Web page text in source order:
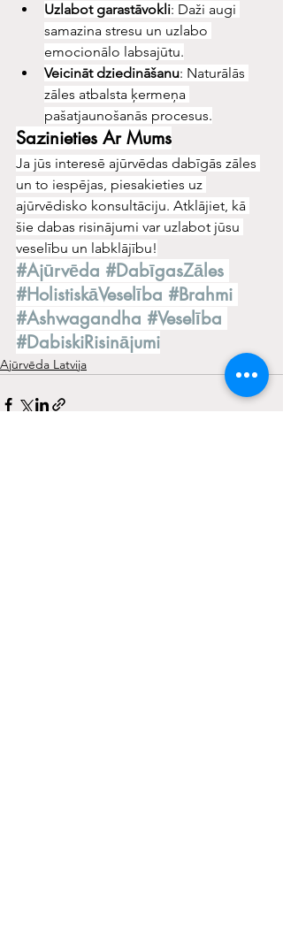
Uzlabot garastāvokli: Daži augi
samazina stresu un uzlabo
emocionālo labsajūtu.
Veicināt dziedināšanu: Naturālās
zāles atbalsta ķermeņa
pašatjaunošanās procesus.
Sazinieties Ar Mums
Ja jūs interesē ajūrvēdas dabīgās zāles
un to iespējas, piesakieties uz
ajūrvēdisko konsultāciju. Atklājiet, kā
šie dabas risinājumi var uzlabot jūsu
veselību un labklājību!
#Ajūrvēda #DabīgasZāles
#HolistiskāVeselība #Brahmi
#Ashwagandha #Veselība
#DabiskiRisinājumi
Ajūrvēda Latvija